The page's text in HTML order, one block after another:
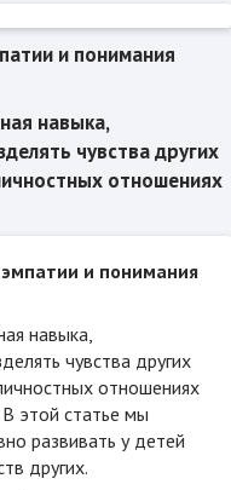
и понимания
навыка,
чувства других
отношениях
и понимания
навыка,
чувства других
отношениях
этой статье мы
развивать у детей
других.